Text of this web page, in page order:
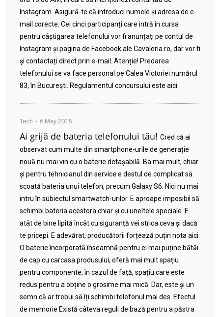
Instagram. Asigură-te că introduci numele și adresa de e-
mail corecte. Cei cinci participanți care intră în cursa
pentru câștigarea telefonului vor fi anunțați pe contul de
Instagram și pagina de Facebook ale Cavaleria.ro, dar vor fi
și contactați direct prin e-mail. Atenție! Predarea
telefonului se va face personal pe Calea Victoriei numărul
83, în București. Regulamentul concursului este aici.
Tech 6 May 2015
Ai grijă de bateria telefonului tău! Cred că ai
observat cum multe din smartphone-urile de generație
nouă nu mai vin cu o baterie detașabilă. Ba mai mult, chiar
și pentru tehnicianul din service e destul de complicat să
scoată bateria unui telefon, precum Galaxy S6. Nici nu mai
intru în subiectul smartwatch-urilor. E aproape imposibil să
schimbi bateria acestora chiar și cu uneltele speciale. E
atât de bine lipită încât cu siguranță vei strica ceva și dacă
te pricepi. E adevărat, producătorii forțează puțin nota aici.
O baterie încorporată înseamnă pentru ei mai puține bătăi
de cap cu carcasa produsului, oferă mai mult spațiu
pentru componente, în cazul de față, spațiu care este
redus pentru a obține o grosime mai mică. Dar, este și un
semn că ar trebui să îți schimbi telefonul mai des. Efectul
de memorie Există câteva reguli de bază pentru a păstra